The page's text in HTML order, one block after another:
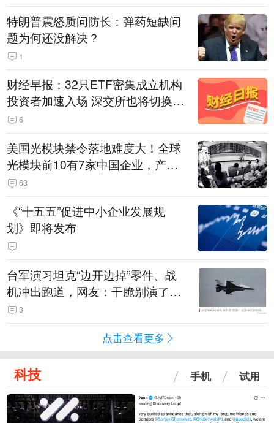
特朗普震怒质问防长：弹药短缺问
题为何还没解决？
1
财经早报：32只ETF密集成立机构
投资者加速入场 深交所也将切换交
易线路
6
美国光模块禁令落地难度大！全球
光模块前10有7家中国企业，产业
界人士：想“脱钩”并不容易
63
《“十五五”促进中小企业发展规
划》即将发布
台军演习坦克“边开边掉”零件、战
机冲出跑道，网友：干脆别演了，
没有一次没有笑话发生
3
点击查看更多
科技 手机 试用